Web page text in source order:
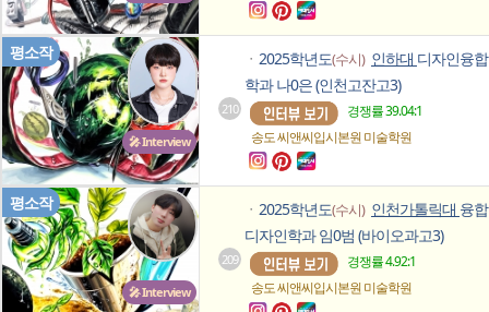
🎤 Interview
평소작
210
ㆍ 2025학년도(수시) 인하대 디자인융합
학과 나0은 (인천고잔고3)
경쟁률 39.04:1
송도 씨앤씨입시본원미술학원
🎤 Interview
평소작
209
ㆍ 2025학년도(수시) 인천가톨릭대 융합
디자인학과 임0범 (바이오과고3)
경쟁률 4.92:1
송도 씨앤씨입시본원미술학원